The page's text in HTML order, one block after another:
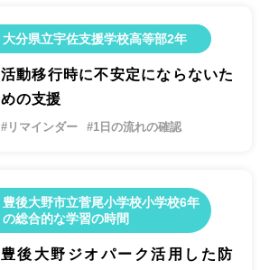
大分県立宇佐支援学校高等部2年
活動移行時に不安定にならないた
めの支援
#リマインダー #1日の流れの確認
豊後大野市立菅尾小学校小学校6年
の総合的な学習の時間
豊後大野ジオパーク活用した防